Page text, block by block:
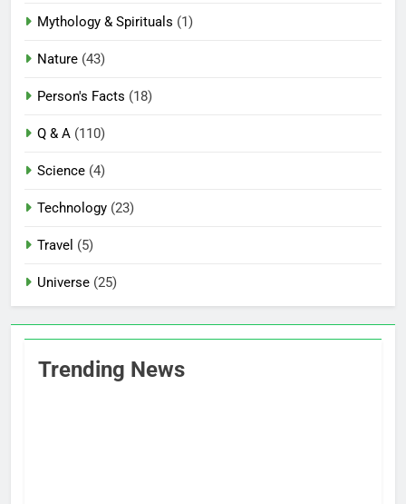
Mythology & Spirituals (1)
Nature (43)
Person's Facts (18)
Q & A (110)
Science (4)
Technology (23)
Travel (5)
Universe (25)
Trending News